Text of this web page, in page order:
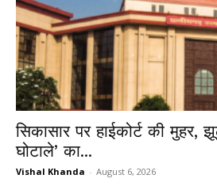
सिकासार पर हाईकोर्ट की मुहर,
घोटाले’ का...
Vishal Khanda - August 6, 2026